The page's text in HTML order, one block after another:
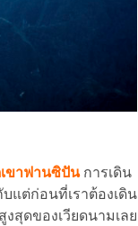
ขาฟานซิปันการเดิน
แต่ก่อนที่เราต้องเดิน
สุดของเวียดนามเลย